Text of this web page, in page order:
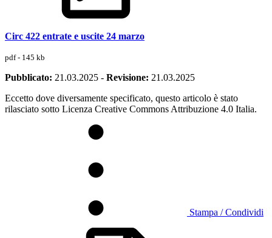
Circ 422 entrate e uscite 24 marzo
pdf - 145 kb
Pubblicato: 21.03.2025 - Revisione: 21.03.2025
Eccetto dove diversamente specificato, questo articolo è stato
rilasciato sotto Licenza Creative Commons Attribuzione 4.0 Italia.
Stampa / Condividi